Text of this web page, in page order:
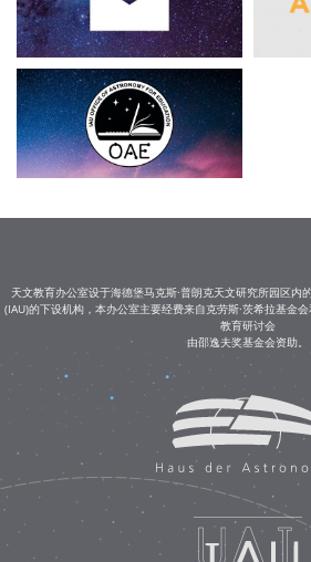
天文教育办公室设于海德堡马克斯·普朗克天文研究所园区内
(IAU)的下设机构，本办公室主要经费来自克劳斯·茨希拉基金
教育研讨会
由邵逸夫奖基金会资助。